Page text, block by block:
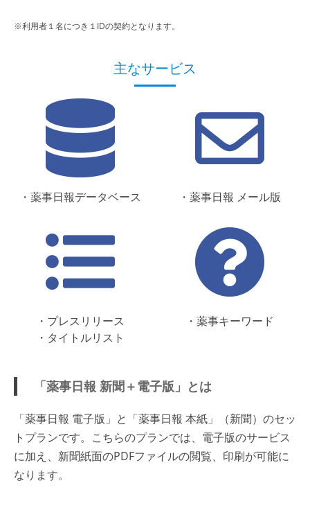
※利用者１名につき１IDの契約となります。
主なサービス
・薬事日報データベース ・薬事日報 メール版
・プレスリリース
・タイトルリスト
・薬事キーワード
「薬事日報 新聞＋電子版」とは
「薬事日報 電子版」と「薬事日報 本紙」（新聞）のセッ
トプランです。こちらのプランでは、電子版のサービス
に加え、新聞紙面のPDFファイルの閲覧、印刷が可能に
なります。